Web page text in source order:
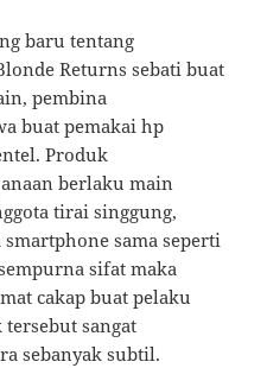
baru tentang
Returns sebati buat
pembina
buat pemakai hp
Produk
berlaku main
tirai singgung,
smartphone sama seperti
sifat maka
cakap buat pelaku
sangat
sebanyak subtil.